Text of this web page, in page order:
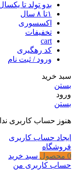
بدو تولد تا
۱تا ۸ سال
اکسسوری
تخفیفات
cart
کد رهگیری
ورود / ثبت نام
سبد خرید
بستن
ورود
بستن
هنوز حساب کاربری
ایجاد حساب کاربری
فروشگاه
0 محصول سبد خرید
حساب کاربری من